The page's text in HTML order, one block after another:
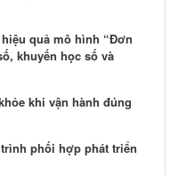
quả mô hình “Đơn
khuyến học số và
khi vận hành đúng
phối hợp phát triển